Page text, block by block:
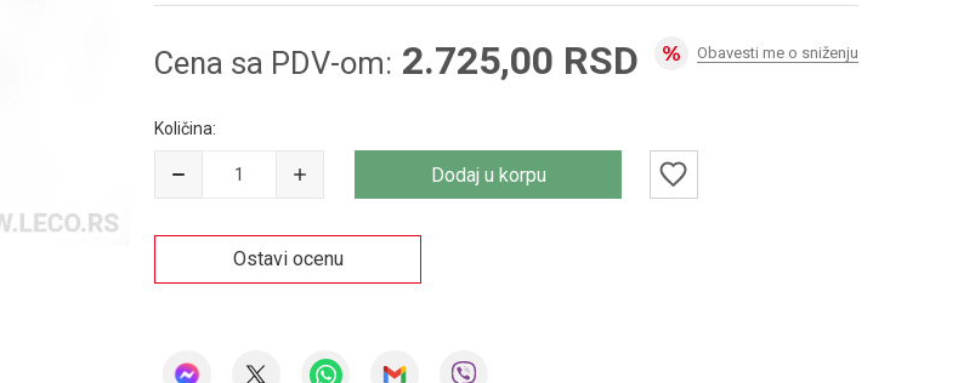
Cena sa PDV-om: 2.725,00 RSD Obavesti me o sniženju
Količina:
Dodaj u korpu
Ostavi ocenu